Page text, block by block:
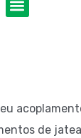
de